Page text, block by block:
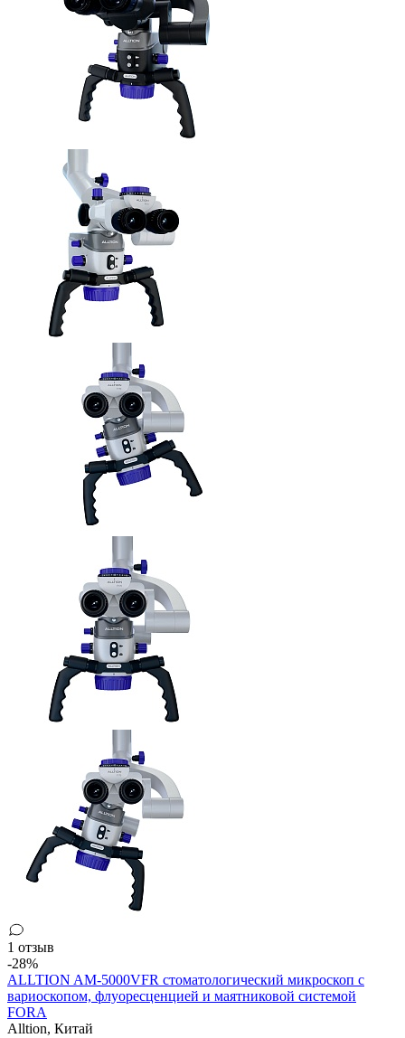
1 отзыв
-28%
ALLTION AM-5000VFR стоматологический микроскоп с
вариоскопом, флуоресценцией и маятниковой системой
FORA
Alltion, Китай